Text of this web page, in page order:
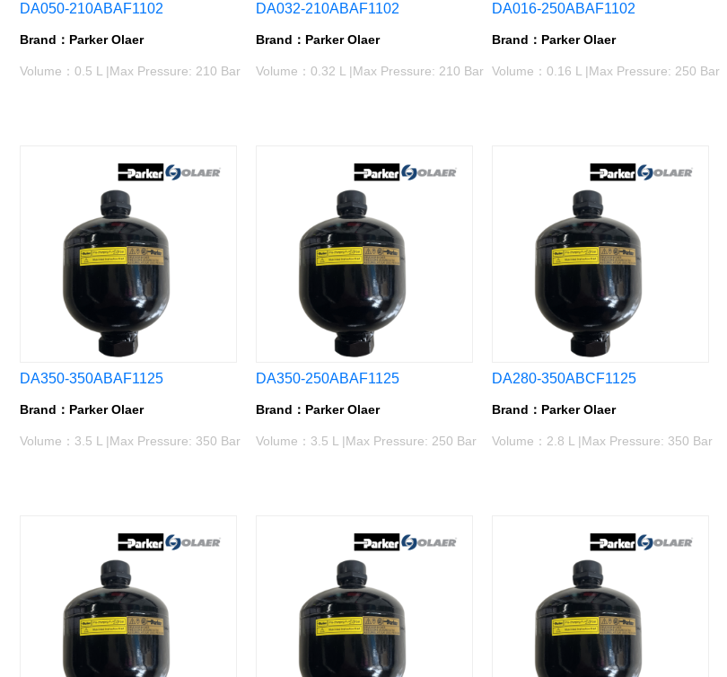
DA050-210ABAF1102
Brand：Parker Olaer
Volume：0.5 L |Max Pressure: 210 Bar
DA032-210ABAF1102
Brand：Parker Olaer
Volume：0.32 L |Max Pressure: 210 Bar
DA016-250ABAF1102
Brand：Parker Olaer
Volume：0.16 L |Max Pressure: 250 Bar
DA350-350ABAF1125
Brand：Parker Olaer
Volume：3.5 L |Max Pressure: 350 Bar
DA350-250ABAF1125
Brand：Parker Olaer
Volume：3.5 L |Max Pressure: 250 Bar
DA280-350ABCF1125
Brand：Parker Olaer
Volume：2.8 L |Max Pressure: 350 Bar